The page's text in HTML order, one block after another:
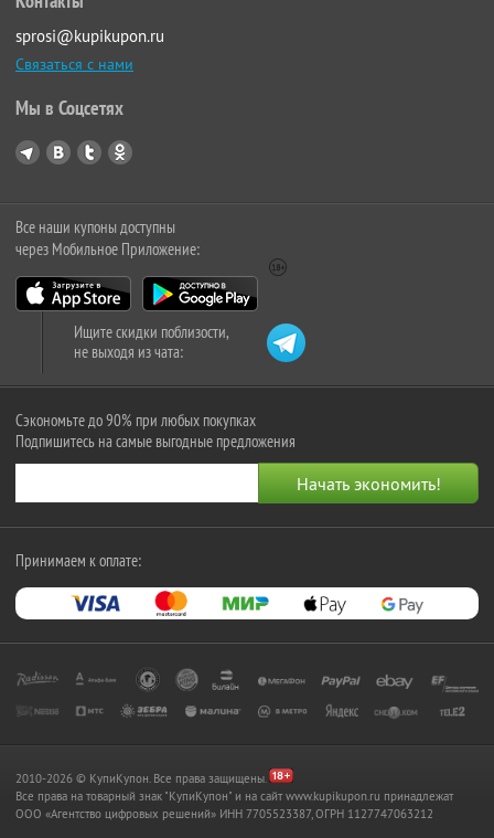
sprosi@kupikupon.ru
Связаться с нами
Мы в Соцсетях
Все наши купоны доступны
через Мобильное Приложение:
Ищите скидки поблизости,
не выходя из чата:
Сэкономьте до 90% при любых покупках
Подпишитесь на самые выгодные предложения
Принимаем к оплате:
2010-2026 © КупиКупон. Все права защищены.
Все права на товарный знак "КупиКупон" и на сайт www.kupikupon.ru принадлежат
OOO «Агентство цифровых решений» ИНН 7705523387, ОГРН 1127747063212